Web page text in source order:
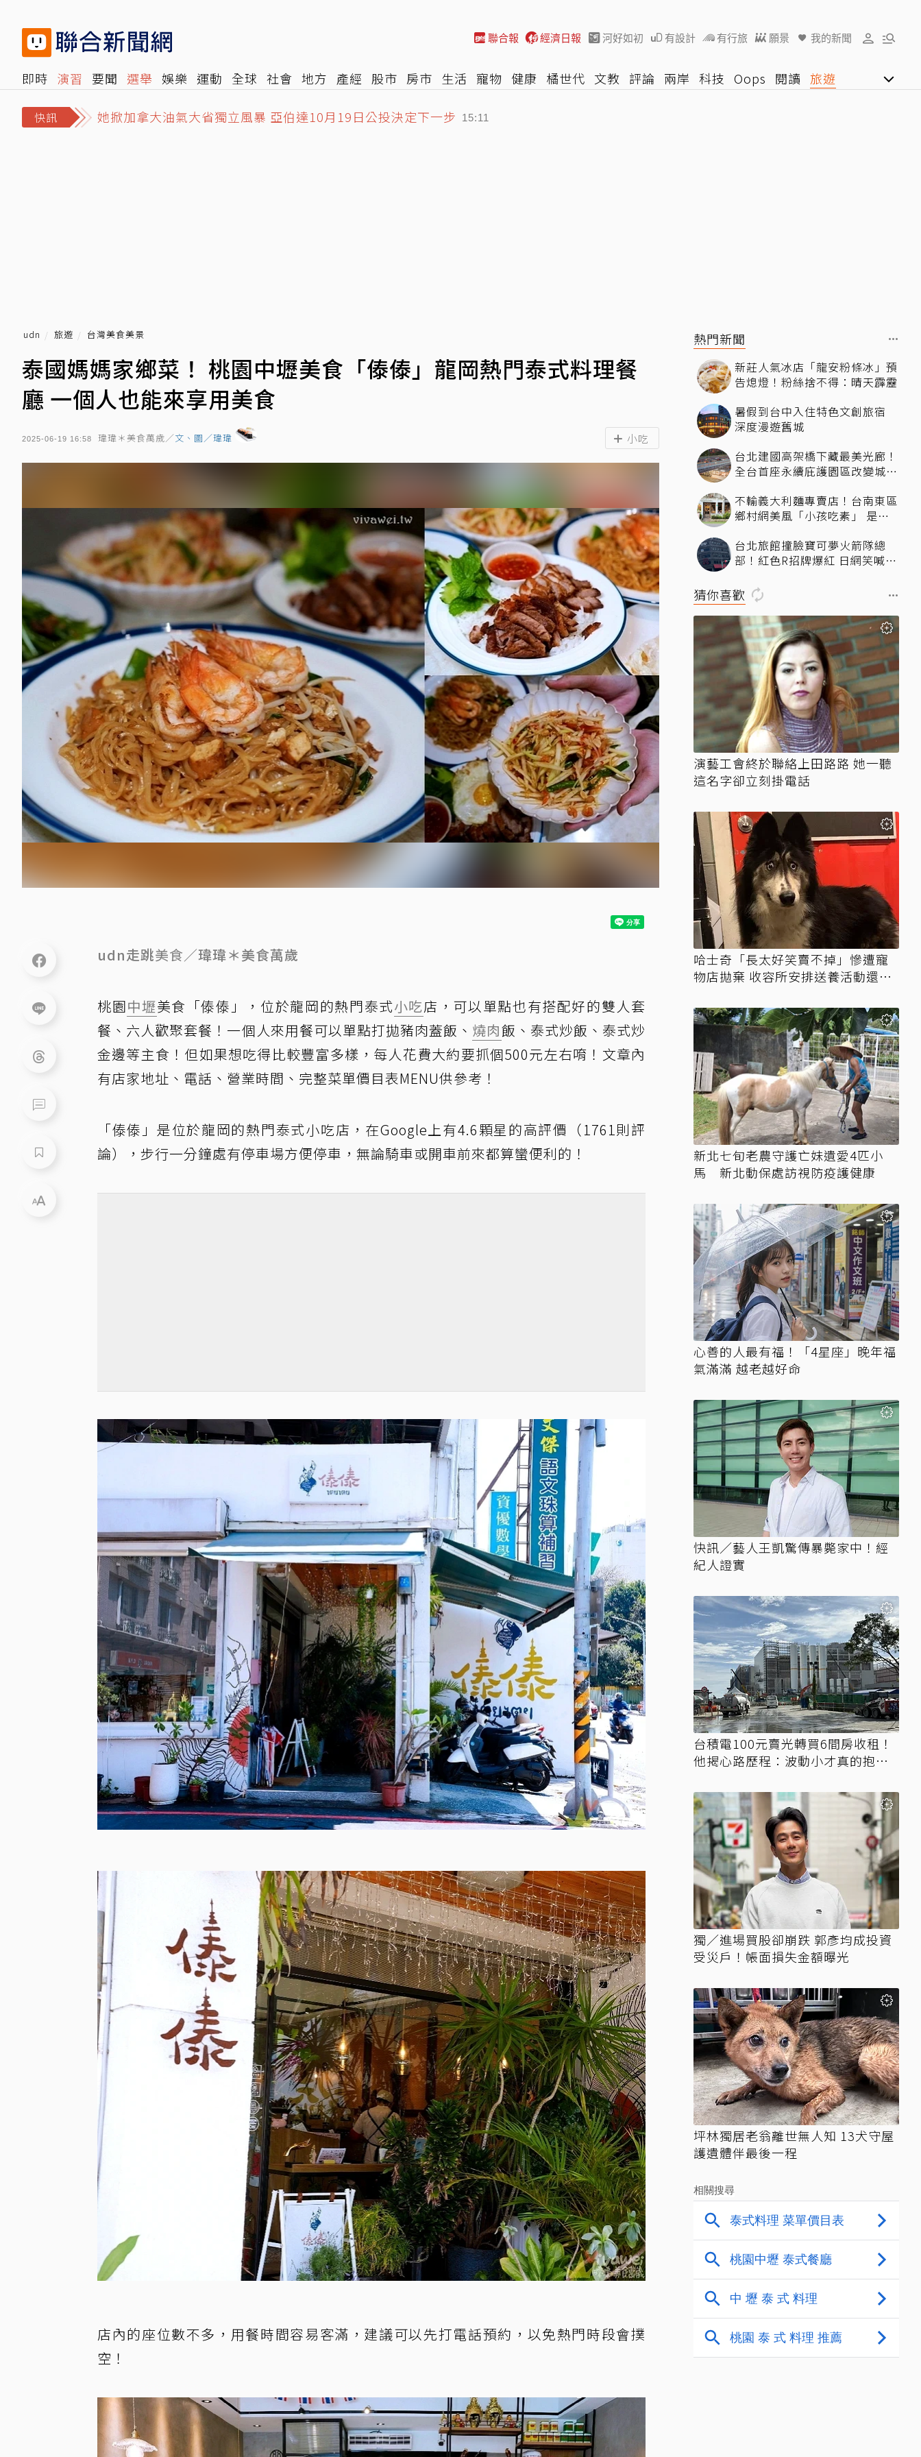
聯合報 經濟日報 河好如初 有設計 有行旅 願景 我的新聞
即時 演習 要聞 選舉 娛樂 運動 全球 社會 地方 產經 股市 房市 生活 寵物 健康 橘世代 文教 評論 兩岸 科技 Oops 閱讀 旅遊
快訊
她掀加拿大油氣大省獨立風暴 亞伯達10月19日公投決定下一步
中聯油下架會議紀錄「C專家」說話了 訂20%是製造問題非解決問題
udn 旅遊 台灣美食美景
泰國媽媽家鄉菜！ 桃園中壢美食「傣傣」龍岡熱門泰式料理餐
廳 一個人也能來享用美食
2025-06-19 16:58 瑋瑋＊美食萬歲／文、圖／瑋瑋 小吃
udn走跳美食／瑋瑋＊美食萬歲
桃園中壢美食「傣傣」，位於龍岡的熱門泰式小吃店，可以單點也有搭配好的雙人套
餐、六人歡聚套餐！一個人來用餐可以單點打拋豬肉蓋飯、 燒肉飯、泰式炒飯、泰式炒
金邊等主食！但如果想吃得比較豐富多樣，每人花費大約要抓個500元左右唷！文章內
有店家地址、電話、營業時間、完整菜單價目表MENU供參考！
「傣傣」是位於龍岡的熱門泰式小吃店，在Google上有4.6顆星的高評價（1761則評
論），步行一分鐘處有停車場方便停車，無論騎車或開車前來都算蠻便利的！
店內的座位數不多，用餐時間容易客滿，建議可以先打電話預約，以免熱門時段會撲
空！
熱門新聞
新莊人氣冰店「龍安粉條冰」預
告熄燈！粉絲捨不得：晴天霹靂
暑假到台中入住特色文創旅宿
深度漫遊舊城
台北建國高架橋下藏最美光廊！
全台首座永續庇護園區改變城市
不輸義大利麵專賣店！台南東區
鄉村網美風「小孩吃素」 是一
台北旅館撞臉寶可夢火箭隊總
部！紅色R招牌爆紅 日網笑喊：
猜你喜歡
演藝工會終於聯絡上田路路 她一聽
這名字卻立刻掛電話
哈士奇「長太好笑賣不掉」慘遭寵
物店拋棄 收容所安排送養活動還是
新北七旬老農守護亡妹遺愛4匹小
馬 新北動保處訪視防疫護健康
心善的人最有福！「4星座」晚年福
氣滿滿 越老越好命
快訊／藝人王凱驚傳暴斃家中！經
紀人證實
台積電100元賣光轉買6間房收租！
他揭心路歷程：波動小才真的抱得
獨／進場買股卻崩跌 郭彥均成投資
受災戶！帳面損失金額曝光
坪林獨居老翁離世無人知 13犬守屋
護遺體伴最後一程